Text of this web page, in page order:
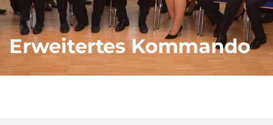
Erweitertes Kommando